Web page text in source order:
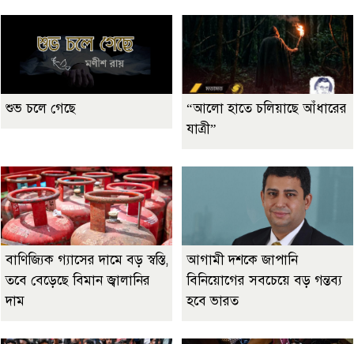
শুভ চলে গেছে
“আলো হাতে চলিয়াছে আঁধারের
যাত্রী”
বাণিজ্যিক গ্যাসের দামে বড় স্বস্তি,
তবে বেড়েছে বিমান জ্বালানির
দাম
আগামী দশকে জাপানি
বিনিয়োগের সবচেয়ে বড় গন্তব্য
হবে ভারত